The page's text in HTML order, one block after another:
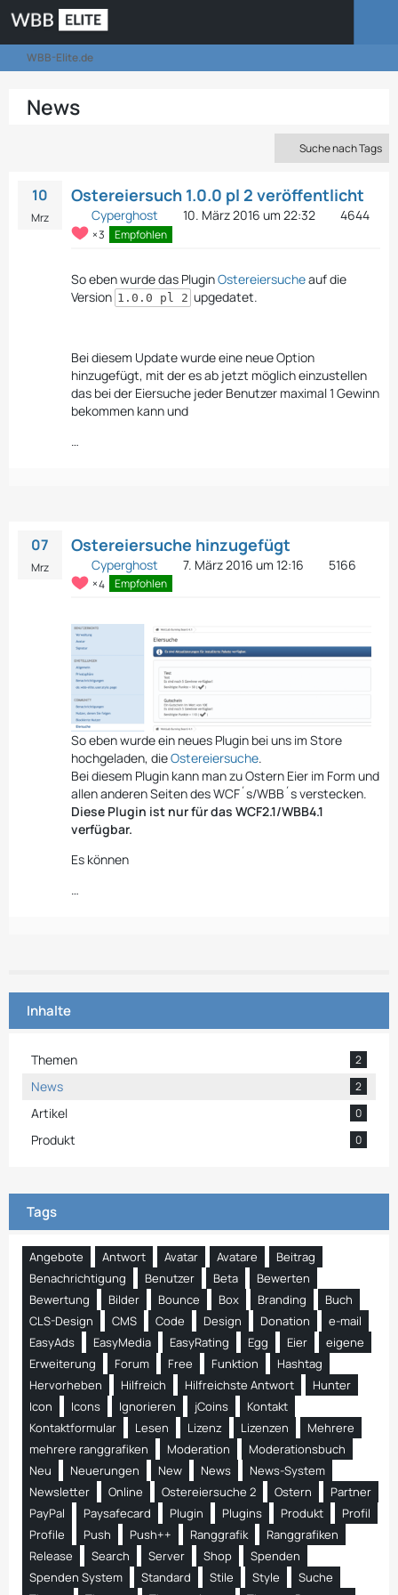
WBB-Elite.de
News
Suche nach Tags
10
Mrz
Ostereiersuch 1.0.0 pl 2 veröffentlicht
Cyperghost 10. März 2016 um 22:32 4644
3 Empfohlen
So eben wurde das PluginOstereiersucheauf die
Version 1.0.0 pl 2 upgedatet.
Bei diesem Update wurde eine neue Option
hinzugefügt, mit der es ab jetzt möglich einzustellen
das bei der Eiersuche jeder Benutzer maximal 1 Gewinn
bekommen kann und
…
07
Mrz
Ostereiersuche hinzugefügt
Cyperghost 7. März 2016 um 12:16 5166
4 Empfohlen
So eben wurde ein neues Plugin bei uns im Store
hochgeladen, dieOstereiersuche.
Bei diesem Plugin kann man zu Ostern Eier im Form und
allen anderen Seiten des WCF´s/WBB´s verstecken.
Diese Plugin ist nur für das WCF2.1/WBB4.1
verfügbar.
Es können
…
Inhalte
Themen 2
News 2
Artikel 0
Produkt 0
Tags
Angebote Antwort Avatar Avatare
Beitrag
Benachrichtigung
Benutzer Beta
Bewerten
Bewertung
Bilder Bounce Box Branding
Buch
CLS-Design
CMS Code Design Donation
e-mail
EasyAds
EasyMedia EasyRating Egg Eier
eigene
Erweiterung
Forum Free Funktion
Hashtag
Hervorheben
Hilfreich Hilfreichste Antwort
Hunter
Icon
Icons Ignorieren jCoins
Kontakt
Kontaktformular
Lesen Lizenz Lizenzen
Mehrere
mehrere ranggrafiken
Moderation
Moderationsbuch
Neu
Neuerungen New News
News-System
Newsletter
Online Ostereiersuche 2 Ostern
Partner
PayPal
Paysafecard Plugin Plugins Produkt
Profil
Profile
Push Push++ Ranggrafik
Ranggrafiken
Release
Search Server Shop
Spenden
Spenden System
Standard Stile Style
Suche